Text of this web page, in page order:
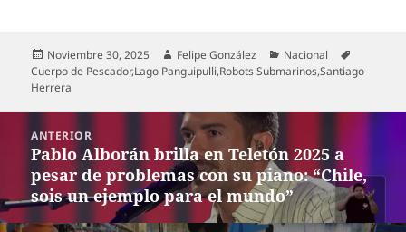
Publicado
el
Noviembre 30, 2025 Autor
Felipe González Categorías
Nacional
Cuerpo de Pescador,Lago Panguipulli,Robots Submarinos,Santiago
Herrera
entradas
ANTERIOR
Entrada
anterior:
Pablo Alborán brilla en Teletón 2025 a
pesar de problemas con su piano: “Chile,
sois un ejemplo para el mundo”